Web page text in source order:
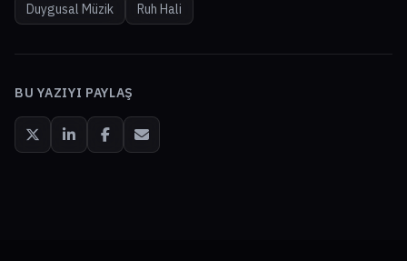
Duygusal Müzik
Ruh Hali
BU YAZIYI PAYLAŞ